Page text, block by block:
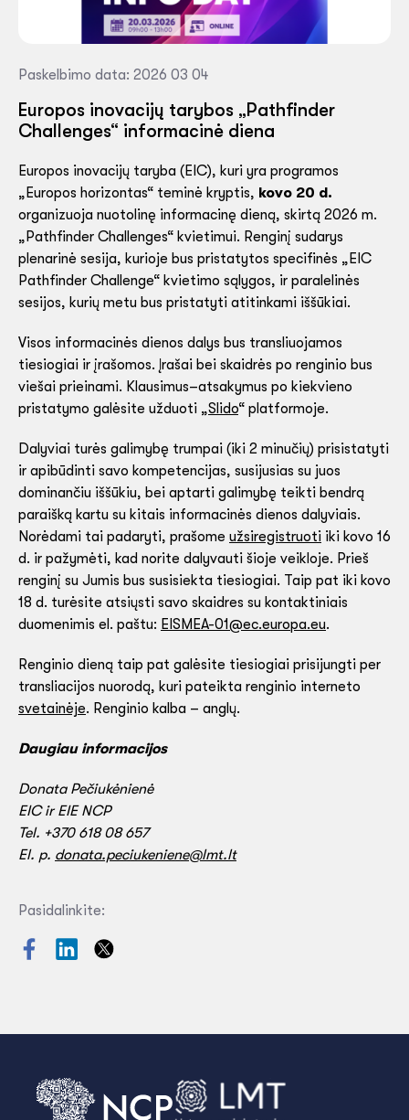
Paskelbimo data: 2026 03 04
Europos inovacijų tarybos „Pathfinder
Challenges“ informacinė diena
Europos inovacijų taryba (EIC), kuri yra programos
„Europos horizontas“ teminė kryptis, kovo 20 d.
organizuoja nuotolinę informacinę dieną, skirtą 2026 m.
„Pathfinder Challenges“ kvietimui. Renginį sudarys
plenarinė sesija, kurioje bus pristatytos specifinės „EIC
Pathfinder Challenge“ kvietimo sąlygos, ir paralelinės
sesijos, kurių metu bus pristatyti atitinkami iššūkiai.
Visos informacinės dienos dalys bus transliuojamos
tiesiogiai ir įrašomos. Įrašai bei skaidrės po renginio bus
viešai prieinami. Klausimus–atsakymus po kiekvieno
pristatymo galėsite užduoti „Slido“ platformoje.
Dalyviai turės galimybę trumpai (iki 2 minučių) prisistatyti
ir apibūdinti savo kompetencijas, susijusias su juos
dominančiu iššūkiu, bei aptarti galimybę teikti bendrą
paraišką kartu su kitais informacinės dienos dalyviais.
Norėdami tai padaryti, prašome užsiregistruoti iki kovo 16
d. ir pažymėti, kad norite dalyvauti šioje veikloje. Prieš
renginį su Jumis bus susisiekta tiesiogiai. Taip pat iki kovo
18 d. turėsite atsiųsti savo skaidres su kontaktiniais
duomenimis el. paštu: EISMEA-01@ec.europa.eu.
Renginio dieną taip pat galėsite tiesiogiai prisijungti per
transliacijos nuorodą, kuri pateikta renginio interneto
svetainėje. Renginio kalba – anglų.
Daugiau informacijos
Donata Pečiukėnienė
EIC ir EIE NCP
Tel. +370 618 08 657
El. p. donata.peciukeniene@lmt.lt
Pasidalinkite: